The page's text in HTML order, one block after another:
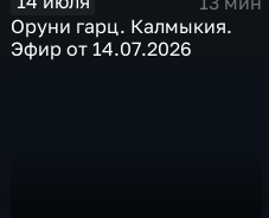
Оруни гарц. Калмыкия.
Эфир от 14.07.2026